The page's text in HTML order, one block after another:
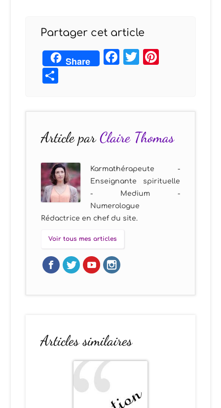
Partager cet article
Share Facebook
Twitter
Article parClaire Thomas
Karmathérapeute -
Enseignante spirituelle
- Medium -
Numerologue
Rédactrice en chef du site.
Voir tous mes articles
Articles similaires